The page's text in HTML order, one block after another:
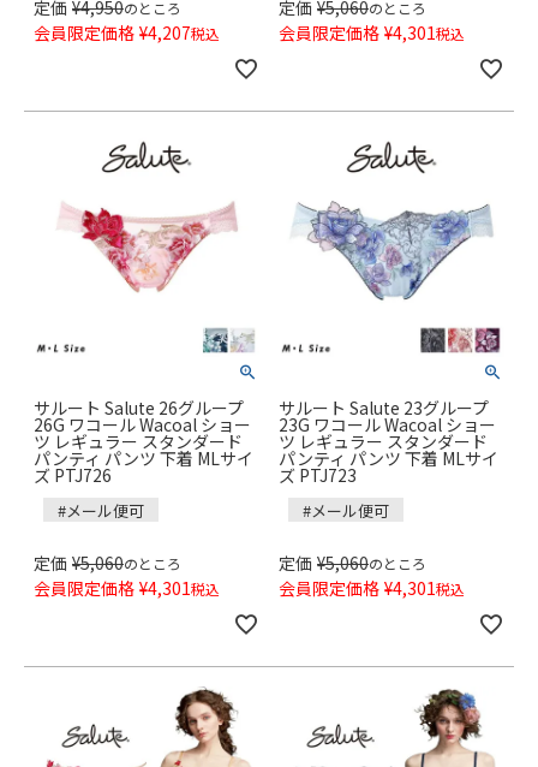
定価 ¥4,950のところ
会員限定価格 ¥4,207税込
定価 ¥5,060のところ
会員限定価格 ¥4,301税込
サルート Salute 26グループ
26G ワコール Wacoal ショー
ツ レギュラー スタンダード
パンティ パンツ 下着 MLサイ
ズ PTJ726
#メール便可
定価 ¥5,060のところ
会員限定価格 ¥4,301税込
サルート Salute 23グループ
23G ワコール Wacoal ショー
ツ レギュラー スタンダード
パンティ パンツ 下着 MLサイ
ズ PTJ723
#メール便可
定価 ¥5,060のところ
会員限定価格 ¥4,301税込